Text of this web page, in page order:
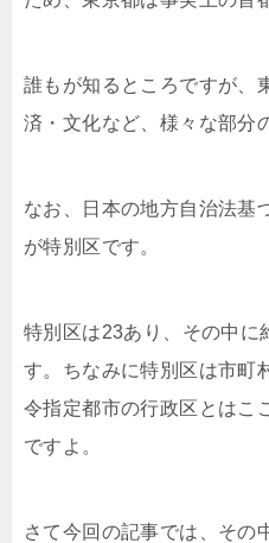
誰もが知るところですが、
済・文化など、様々な部分
なお、日本の地方自治法基
が特別区です。
特別区は23あり、その中に
す。ちなみに特別区は市町
令指定都市の行政区とはこ
ですよ。
さて今回の記事では、その